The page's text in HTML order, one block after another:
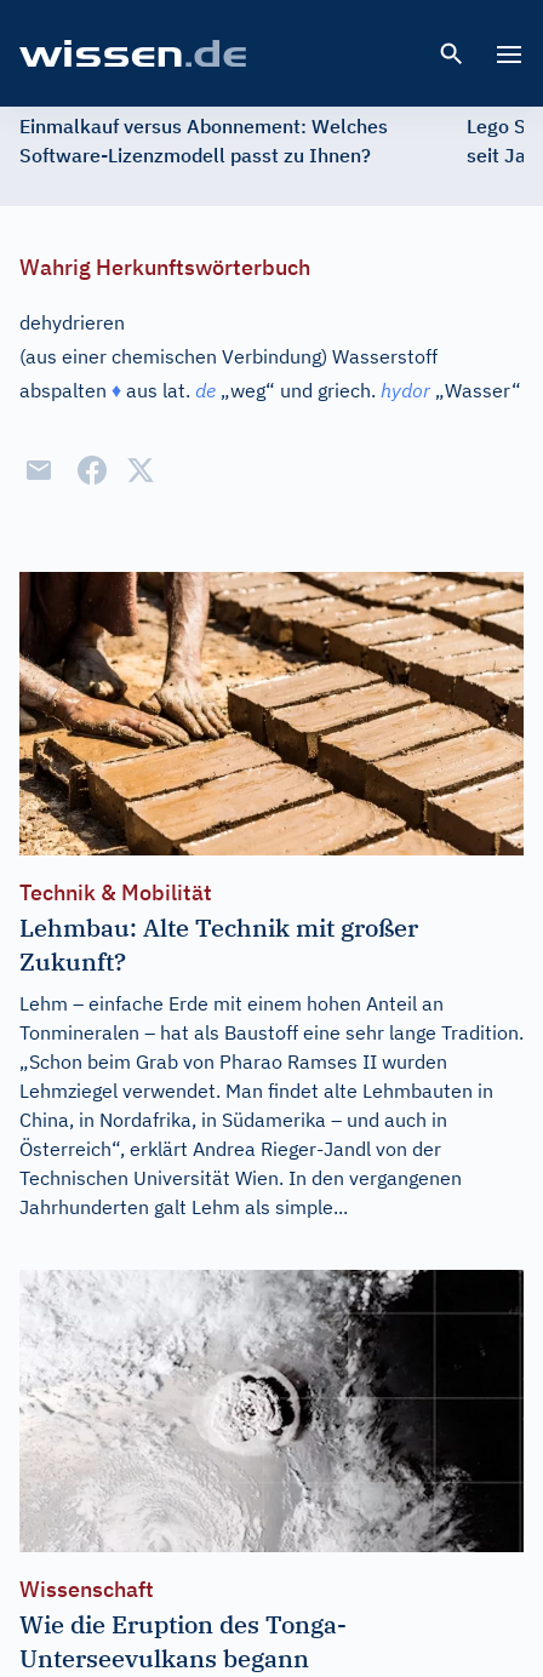
Einmalkauf versus Abonnement: Welches
Software-Lizenzmodell passt zu Ihnen?
Lego
seit
Wahrig Herkunftswörterbuch
dehydrieren
(aus einer chemischen Verbindung) Wasserstoff
abspalten ♦ aus lat. de „weg“ und griech. hydor „Wasser“
Technik & Mobilität
Lehmbau: Alte Technik mit großer
Zukunft?
Lehm – einfache Erde mit einem hohen Anteil an
Tonmineralen – hat als Baustoff eine sehr lange Tradition.
„Schon beim Grab von Pharao Ramses II wurden
Lehmziegel verwendet. Man findet alte Lehmbauten in
China, in Nordafrika, in Südamerika – und auch in
Österreich“, erklärt Andrea Rieger-Jandl von der
Technischen Universität Wien. In den vergangenen
Jahrhunderten galt Lehm als simple...
Wissenschaft
Wie die Eruption des Tonga-
Unterseevulkans begann